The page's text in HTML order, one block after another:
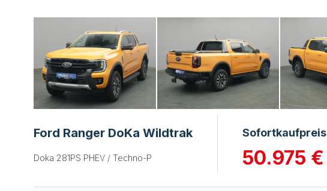
Ford Ranger DoKa Wildtrak
Doka 281PS PHEV / Techno-P
Sofortkaufpreis
50.975 €